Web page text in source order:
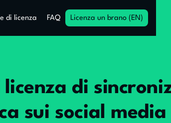
di licenza FAQ Licenza un brano (EN)
di
sui social media